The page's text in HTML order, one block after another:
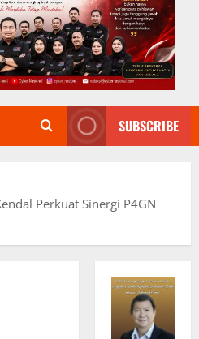
SUBSCRIBE
Perkuat Sinergi P4GN